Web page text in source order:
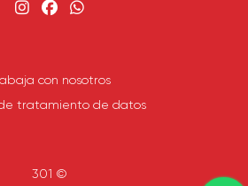
301 ©
con nosotros
tratamiento de datos